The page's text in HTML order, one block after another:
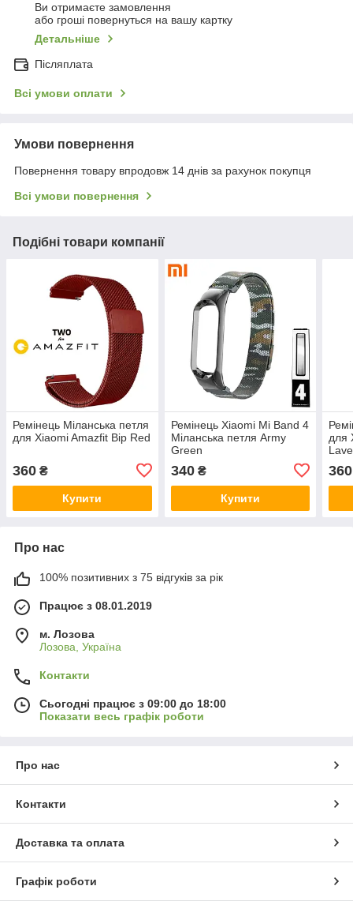
Ви отримаєте замовлення
або гроші повернуться на вашу картку
Детальніше
Післяплата
Всі умови оплати
Умови повернення
Повернення товару впродовж 14 днів за рахунок покупця
Всі умови повернення
Подібні товари компанії
Ремінець Міланська петля
для Xiaomi Amazfit Bip Red
360 ₴
Купити
Ремінець Xiaomi Mi Band 4
Міланська петля Army
Green
340₴
Купити
для
360
Про нас
100% позитивних з 75 відгуків за рік
Працює з 08.01.2019
м. Лозова
Лозова, Україна
Контакти
Сьогодні працює з 09:00 до 18:00
Показати весь графік роботи
Про нас
Контакти
Доставка та оплата
Графік роботи